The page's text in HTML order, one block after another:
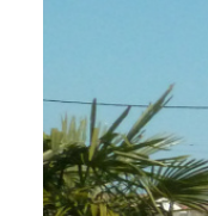
Avis
clients
Cartes